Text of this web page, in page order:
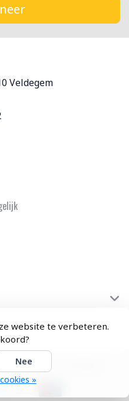
website te verbeteren.
Nee
»
Veldegem
Theme by